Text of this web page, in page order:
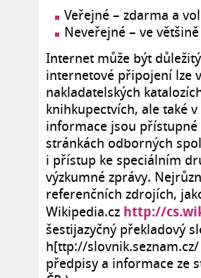
Veřejné – zdarma a
Neveřejné – ve
Internet může být
internetové připojení lze
nakladatelských
knihkupectvích, ale také
informace jsou přístupné
stránkách odborných
i přístup ke speciálním
výzkumné zprávy.
referenčních zdrojích,
Wikipedia.cz http://
šestijazyčný překladový
h[ttp://
předpisy a informace ze